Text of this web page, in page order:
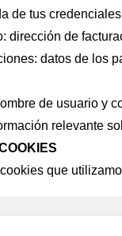
de tus
dirección de
datos de los
de usuario y
relevante
que